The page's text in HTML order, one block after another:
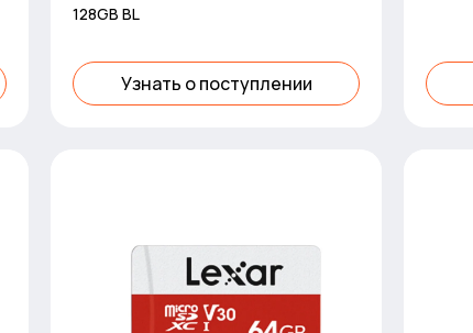
128GB BL
Узнать о поступлении